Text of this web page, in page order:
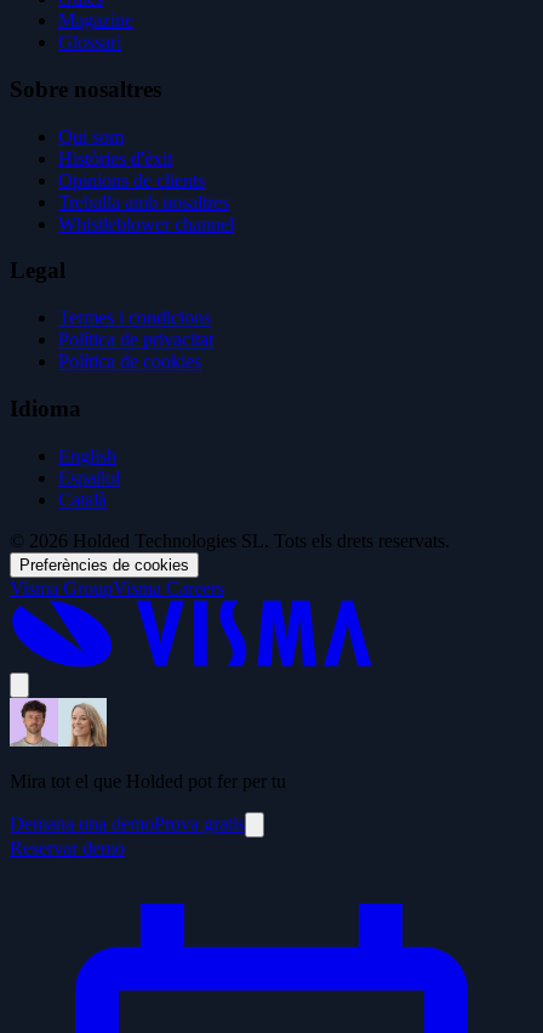
Magazine
Glossari
Sobre nosaltres
Qui som
Històries d'èxit
Opinions de clients
Treballa amb nosaltres
Whistleblower channel
Legal
Termes i condicions
Política de privacitat
Política de cookies
Idioma
English
Español
Català
© 2026 Holded Technologies SL. Tots els drets reservats.
Preferències de cookies
Visma GroupVisma Careers
Mira tot el que Holded pot fer per tu
Demana una demoProva gratis
Reservar demo